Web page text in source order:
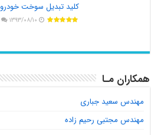
کلید تبدیل سوخت خودرو
۱۳۹۳/۰۸/۱۰
همکاران مـا
مهندس سعید جباری
مهندس مجتبی رحیم زاده